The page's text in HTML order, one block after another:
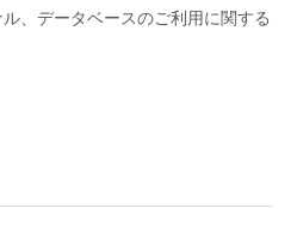
、データベースのご利用に関する